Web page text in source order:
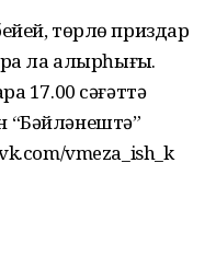
төрлө приздар
ла алырһығыҙ.
17.00 сәғәттә
vmeza_ish_k